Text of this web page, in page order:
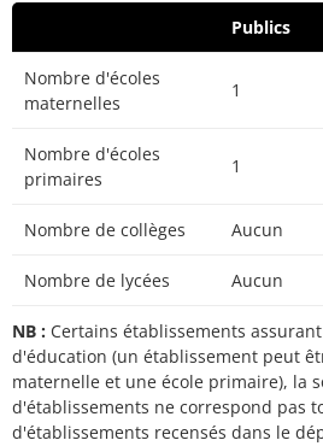
Publics
Nombre d'écoles
maternelles
1
Nombre d'écoles
primaires
1
Nombre de collèges Aucun
Nombre de lycées Aucun
NB : Certains établissements
d'éducation (un établissement peut
maternelle et une école primaire), la
d'établissements ne correspond pas
d'établissements recensés dans le